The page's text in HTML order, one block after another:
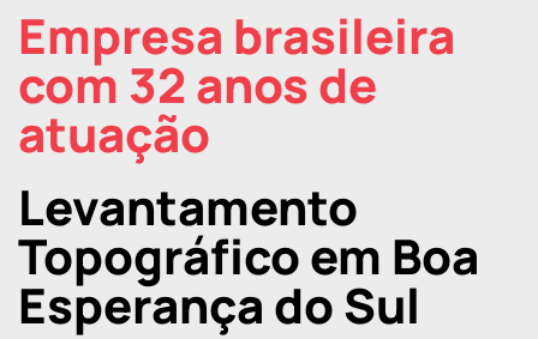
Empresa brasileira
com 32 anos de
atuação
Levantamento
Topográfico em Boa
Esperança do Sul